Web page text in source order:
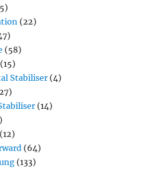
(22)
(58)
(15)
Stabiliser (4)
(14)
(12)
(64)
(133)